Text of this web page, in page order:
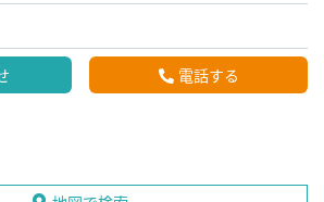
電話する